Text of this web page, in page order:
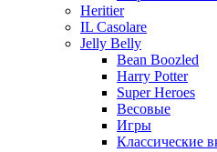
Heritier
IL Casolare
Jelly Belly
Bean Boozled
Harry Potter
Super Heroes
Весовые
Игры
Классические